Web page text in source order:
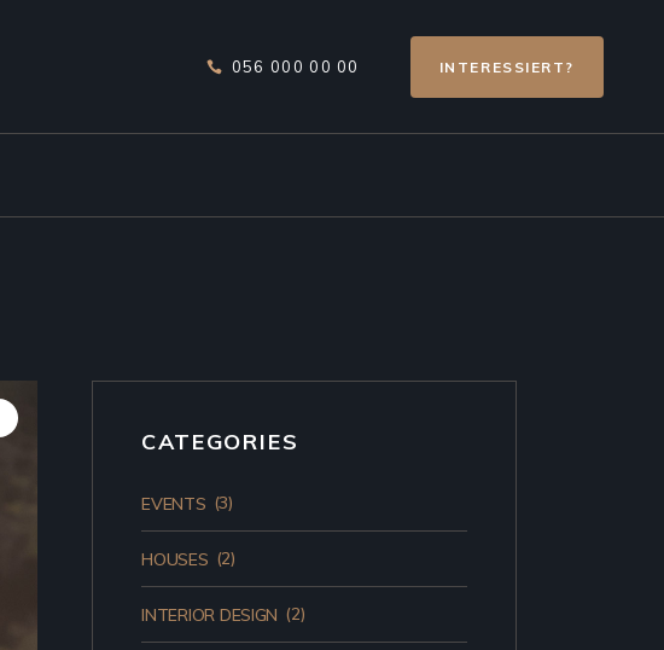
056 000 00 00 INTERESSIERT?
CATEGORIES
EVENTS (3)
HOUSES (2)
INTERIOR DESIGN (2)